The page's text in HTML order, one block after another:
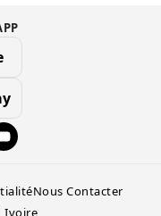
Nous Contacter
Ivoire